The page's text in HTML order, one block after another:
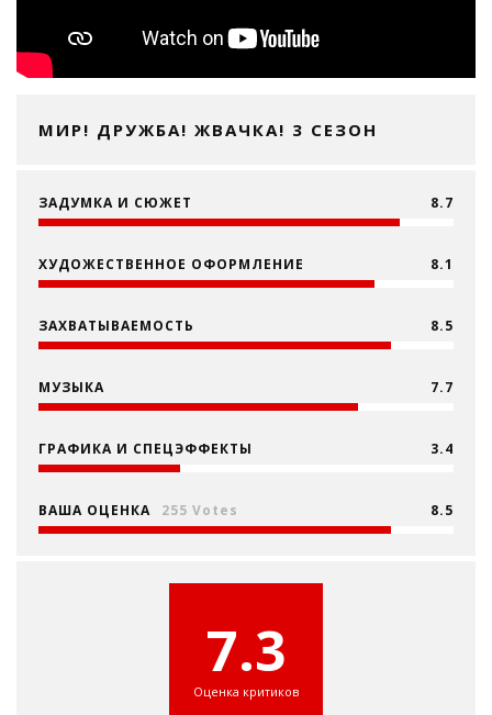
МИР! ДРУЖБА! ЖВАЧКА! 3 СЕЗОН
ЗАДУМКА И СЮЖЕТ 8.7
ХУДОЖЕСТВЕННОЕ ОФОРМЛЕНИЕ 8.1
ЗАХВАТЫВАЕМОСТЬ 8.5
МУЗЫКА 7.7
ГРАФИКА И СПЕЦЭФФЕКТЫ 3.4
ВАША ОЦЕНКА 255 Votes 8.5
7.3
Оценка критиков